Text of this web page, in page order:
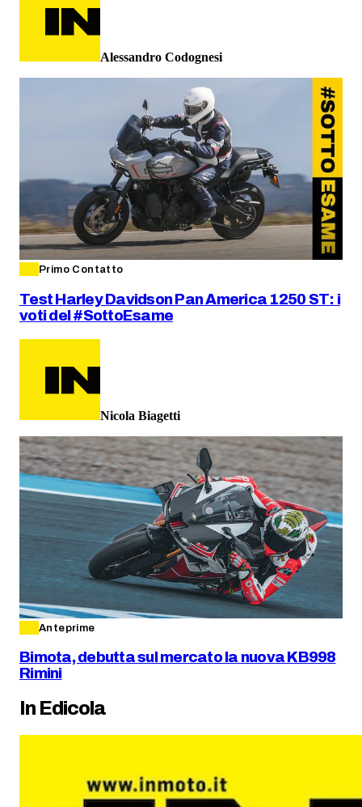
Alessandro Codognesi
Primo Contatto
Test Harley Davidson Pan America 1250 ST: i
voti del #SottoEsame
Nicola Biagetti
Anteprime
Bimota, debutta sul mercato la nuova KB998
Rimini
In Edicola